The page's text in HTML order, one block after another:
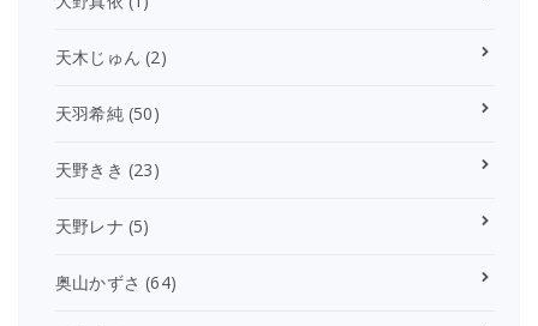
天木じゅん (2)
天羽希純(50)
天野きき (23)
天野レナ (5)
奥山かずさ (64)